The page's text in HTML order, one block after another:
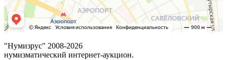
"Нумизрус" 2008-2026
нумизматический интернет-аукцион.